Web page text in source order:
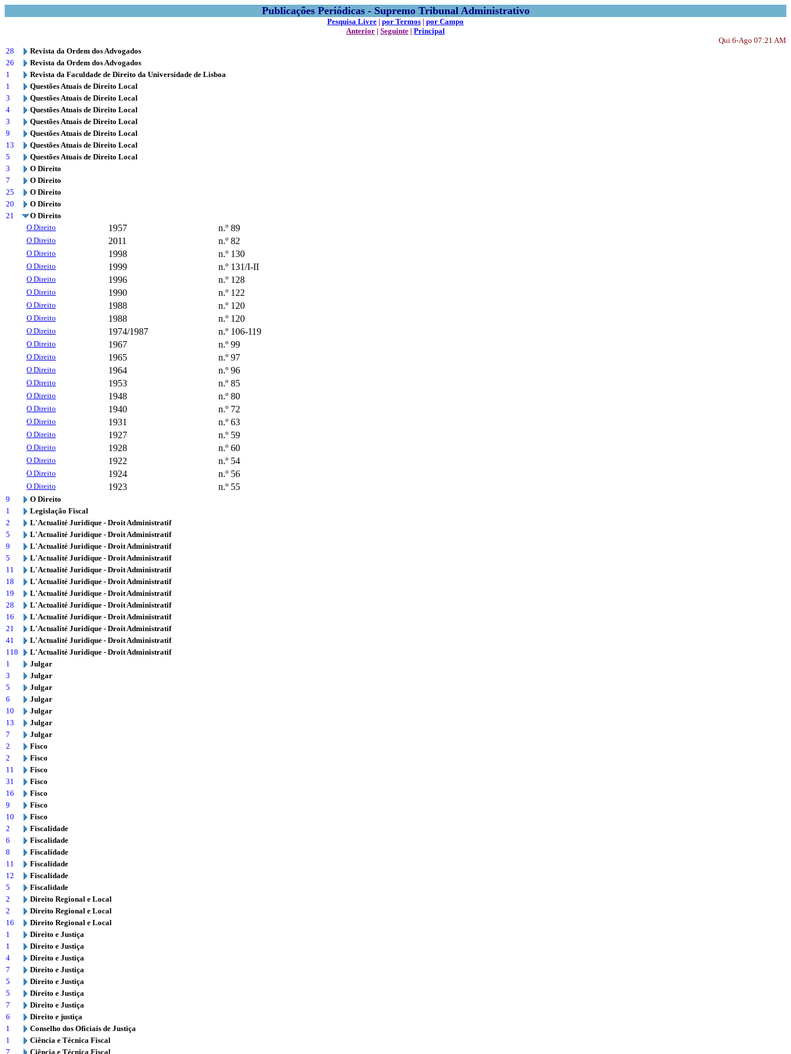
Publicações Periódicas - Supremo Tribunal Administrativo
Pesquisa Livre | por Termos | por Campo
Anterior | Seguinte | Principal
Qui 6-Ago 07:21 AM
28
Revista da Ordem dos Advogados
26
Revista da Ordem dos Advogados
1
Revista da Faculdade de Direito da Universidade de Lisboa
1
Questões Atuais de Direito Local
3
Questões Atuais de Direito Local
4
Questões Atuais de Direito Local
3
Questões Atuais de Direito Local
9
Questões Atuais de Direito Local
13
Questões Atuais de Direito Local
5
Questões Atuais de Direito Local
3
O Direito
7
O Direito
25
O Direito
20
O Direito
21
O Direito
O Direito
1957 n.º 89
O Direito 2011 n.º 82
O Direito 1998 n.º 130
O Direito 1999 n.º 131/I-II
O Direito 1996 n.º 128
O Direito 1990 n.º 122
O Direito 1988 n.º 120
O Direito 1988 n.º 120
O Direito 1974/1987 n.º 106-119
O Direito 1967 n.º 99
O Direito 1965 n.º 97
O Direito 1964 n.º 96
O Direito 1953 n.º 85
O Direito 1948 n.º 80
O Direito 1940 n.º 72
O Direito 1931 n.º 63
O Direito 1927 n.º 59
O Direito 1928 n.º 60
O Direito 1922 n.º 54
O Direito 1924 n.º 56
O Direito 1923 n.º 55
9
O Direito
1
Legislação Fiscal
2
L'Actualité Juridique - Droit Administratif
5
L'Actualité Juridique - Droit Administratif
9
L'Actualité Juridique - Droit Administratif
5
L'Actualité Juridique - Droit Administratif
11
L'Actualité Juridique - Droit Administratif
18
L'Actualité Juridique - Droit Administratif
19
L'Actualité Juridique - Droit Administratif
28
L'Actualité Juridique - Droit Administratif
16
L'Actualité Juridique - Droit Administratif
21
L'Actualité Juridique - Droit Administratif
41
L'Actualité Juridique - Droit Administratif
118
L'Actualité Juridique - Droit Administratif
1
Julgar
3
Julgar
5
Julgar
6
Julgar
10
Julgar
13
Julgar
7
Julgar
2
Fisco
2
Fisco
11
Fisco
31
Fisco
16
Fisco
9
Fisco
10
Fisco
2
Fiscalidade
6
Fiscalidade
8
Fiscalidade
11
Fiscalidade
12
Fiscalidade
5
Fiscalidade
2
Direito Regional e Local
2
Direito Regional e Local
16
Direito Regional e Local
1
Direito e Justiça
1
Direito e Justiça
4
Direito e Justiça
7
Direito e Justiça
5
Direito e Justiça
5
Direito e Justiça
7
Direito e Justiça
6
Direito e justiça
1
Conselho dos Oficiais de Justiça
1
Ciência e Técnica Fiscal
7
Ciência e Técnica Fiscal